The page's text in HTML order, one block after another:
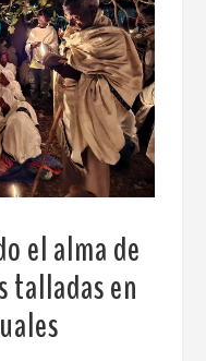
el alma de
talladas en